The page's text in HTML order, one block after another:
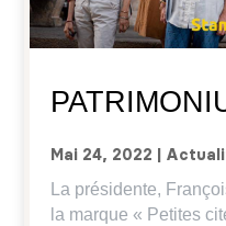
Mai 24, 2022
La présidente,
la marque « Petites